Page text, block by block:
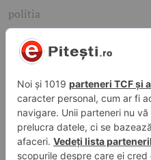
politia
mioveni
Caută rapid știrile care
Găsește cele mai recente
interes din orașul tău.
informațiile de care ai nevoie!